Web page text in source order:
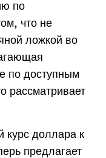
по
что не
ложкой во
по доступным
рассматривает
курс доллара к
предлагает